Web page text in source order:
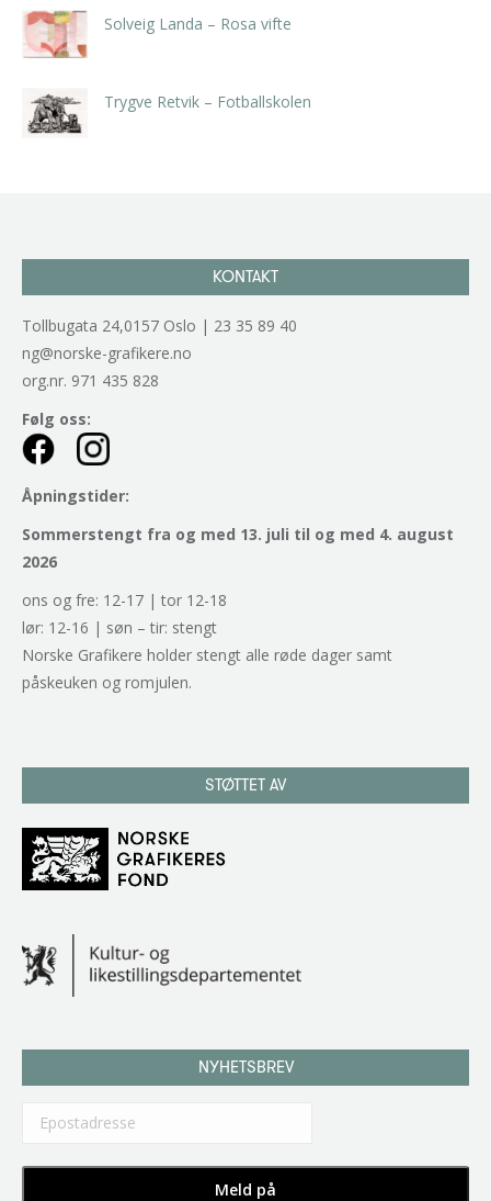
Solveig Landa – Rosa vifte
Trygve Retvik – Fotballskolen
KONTAKT
Tollbugata 24,0157 Oslo | 23 35 89 40
ng@norske-grafikere.no
org.nr. 971 435 828
Følg oss:
Åpningstider:
Sommerstengt fra og med 13. juli til og med 4. august
2026
ons og fre: 12-17 | tor 12-18
lør: 12-16 | søn – tir: stengt
Norske Grafikere holder stengt alle røde dager samt
påskeuken og romjulen.
STØTTET AV
NYHETSBREV